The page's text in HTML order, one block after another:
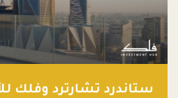
ستاندرد تشارترد وفلك